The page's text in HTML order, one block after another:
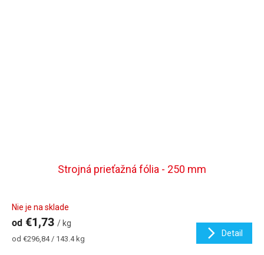
Strojná prieťažná fólia - 250 mm
Nie je na sklade
od €1,73 / kg
Jednotková
od €296,84 / 143.4 kg
Detail